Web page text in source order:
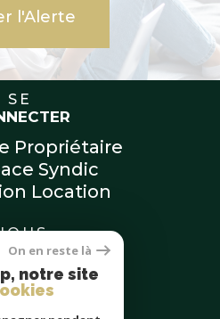
l'Alerte
SE
Propriétaire
Syndic
Location
SUIVRE
On en reste là
notre site